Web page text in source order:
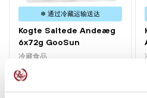
❄ 通过冷藏运输送达
Kogte Saltede Andeæg
6x72g GooSun
冷藏食品
kr52.00